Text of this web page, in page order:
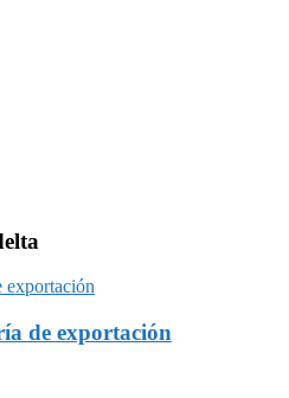
de exportación